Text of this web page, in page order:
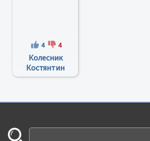
4 4
Колесник
Костянтин
Костянтинович